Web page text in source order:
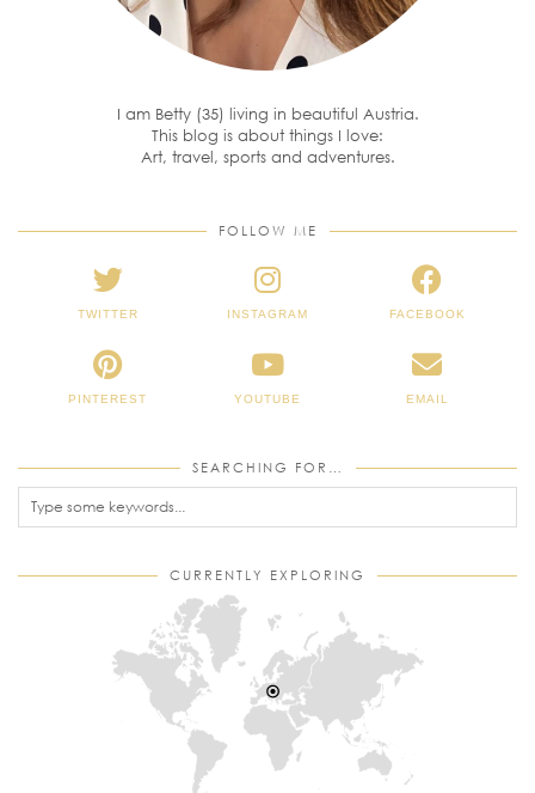
I am Betty (35) living in beautiful Austria.
This blog is about things I love:
Art, travel, sports and adventures.
FOLLOW ME
TWITTER INSTAGRAM FACEBOOK
PINTEREST YOUTUBE EMAIL
SEARCHING FOR…
CURRENTLY EXPLORING